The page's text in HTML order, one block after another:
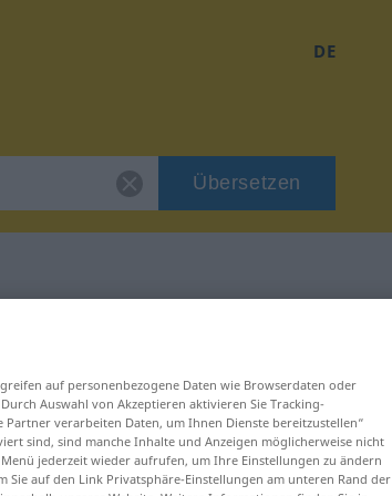
DE
Übersetzen
auf personenbezogene Daten wie Browserdaten oder
Auswahl von Akzeptieren aktivieren Sie Tracking-
verarbeiten Daten, um Ihnen Dienste bereitzustellen“
sind, sind manche Inhalte und Anzeigen möglicherweise nicht
jederzeit wieder aufrufen, um Ihre Einstellungen zu ändern
auf den Link Privatsphäre-Einstellungen am unteren Rand der